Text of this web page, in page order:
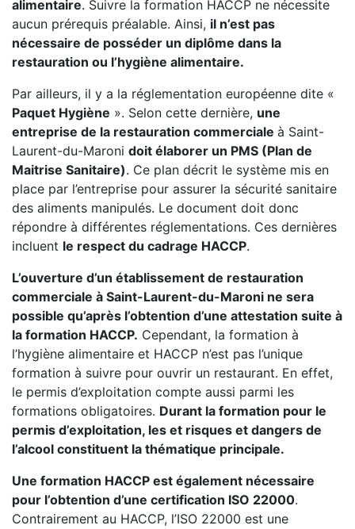
alimentaire. Suivre la formation HACCP ne nécessite
aucun prérequis préalable. Ainsi, il n’est pas
nécessaire de posséder un diplôme dans la
restauration ou l’hygiène alimentaire.
Par ailleurs, il y a la réglementation européenne dite «
Paquet Hygiène ». Selon cette dernière, une
entreprise de la restauration commerciale à Saint-
Laurent-du-Maroni doit élaborer un PMS (Plan de
Maitrise Sanitaire). Ce plan décrit le système mis en
place par l’entreprise pour assurer la sécurité sanitaire
des aliments manipulés. Le document doit donc
répondre à différentes réglementations. Ces dernières
incluent le respect du cadrage HACCP.
L’ouverture d’un établissement de restauration
commerciale à Saint-Laurent-du-Maroni ne sera
possible qu’après l’obtention d’une attestation suite à
la formation HACCP. Cependant, la formation à
l’hygiène alimentaire et HACCP n’est pas l’unique
formation à suivre pour ouvrir un restaurant. En effet,
le permis d’exploitation compte aussi parmi les
formations obligatoires. Durant la formation pour le
permis d’exploitation, les et risques et dangers de
l’alcool constituent la thématique principale.
Une formation HACCP est également nécessaire
pour l’obtention d’une certification ISO 22000.
Contrairement au HACCP, l’ISO 22000 est une